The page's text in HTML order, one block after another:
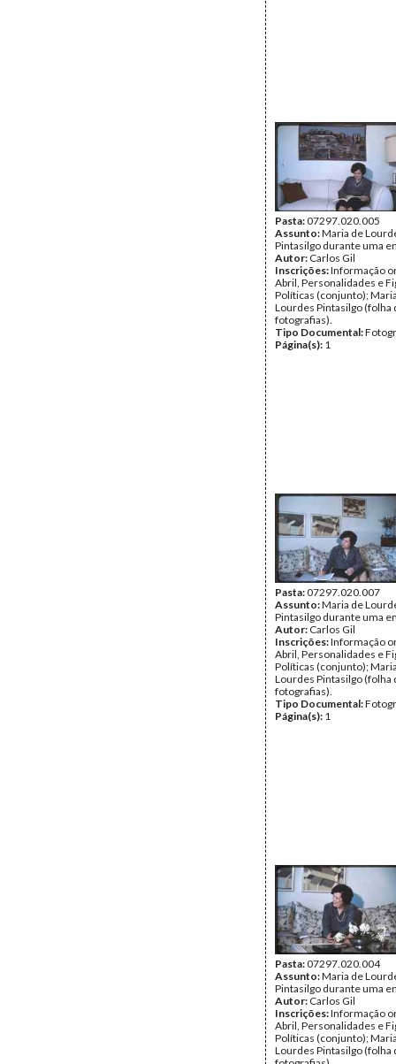
Pasta:07297.020.005
Assunto:Maria de
Pintasilgo durante uma
Autor: Carlos Gil
Inscrições:Informação
Abril, Personalidades e
Políticas (conjunto);
Lourdes Pintasilgo (folha
fotografias).
Tipo Documental:
Página(s): 1
Pasta:07297.020.007
Assunto:Maria de
Pintasilgo durante uma
Autor: Carlos Gil
Inscrições:Informação
Abril, Personalidades e
Políticas (conjunto);
Lourdes Pintasilgo (folha
fotografias).
Tipo Documental:
Página(s): 1
Pasta:07297.020.004
Assunto:Maria de
Pintasilgo durante uma
Autor: Carlos Gil
Inscrições:Informação
Abril, Personalidades e
Políticas (conjunto);
Lourdes Pintasilgo (folha